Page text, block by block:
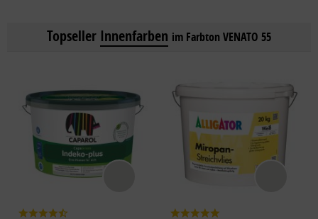
Topseller Innenfarben im Farbton VENATO 55